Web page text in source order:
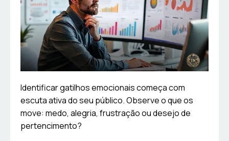
Identificar gatilhos emocionais começa com
escuta ativa do seu público. Observe o que os
move: medo, alegria, frustração ou desejo de
pertencimento?